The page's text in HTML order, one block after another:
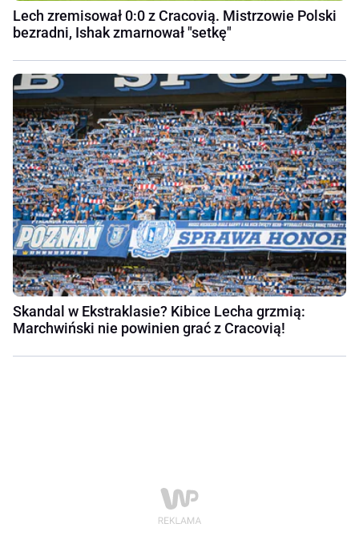
Lech zremisował 0:0 z Cracovią. Mistrzowie Polski
bezradni, Ishak zmarnował "setkę"
Skandal w Ekstraklasie? Kibice Lecha grzmią:
Marchwiński nie powinien grać z Cracovią!